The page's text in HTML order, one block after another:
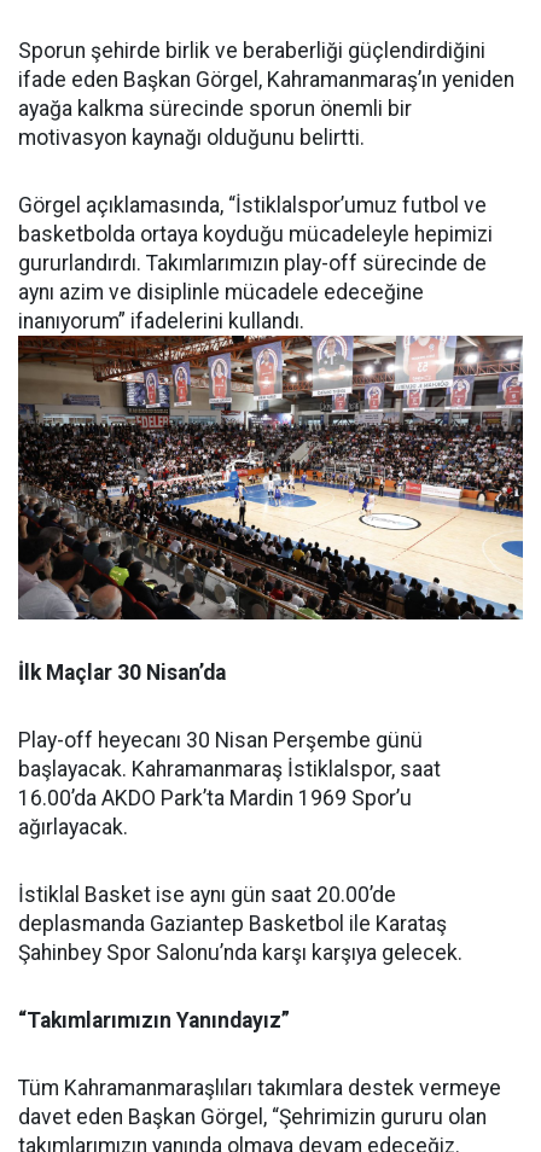
Sporun şehirde birlik ve beraberliği güçlendirdiğini
ifade eden Başkan Görgel, Kahramanmaraş’ın yeniden
ayağa kalkma sürecinde sporun önemli bir
motivasyon kaynağı olduğunu belirtti.
Görgel açıklamasında, “İstiklalspor’umuz futbol ve
basketbolda ortaya koyduğu mücadeleyle hepimizi
gururlandırdı. Takımlarımızın play-off sürecinde de
aynı azim ve disiplinle mücadele edeceğine
inanıyorum” ifadelerini kullandı.
İlk Maçlar 30 Nisan’da
Play-off heyecanı 30 Nisan Perşembe günü
başlayacak. Kahramanmaraş İstiklalspor, saat
16.00’da AKDO Park’ta Mardin 1969 Spor’u
ağırlayacak.
İstiklal Basket ise aynı gün saat 20.00’de
deplasmanda Gaziantep Basketbol ile Karataş
Şahinbey Spor Salonu’nda karşı karşıya gelecek.
“Takımlarımızın Yanındayız”
Tüm Kahramanmaraşlıları takımlara destek vermeye
davet eden Başkan Görgel, “Şehrimizin gururu olan
takımlarımızın yanında olmaya devam edeceğiz.